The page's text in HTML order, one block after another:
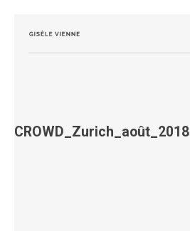
CROWD_Zurich_août_2018